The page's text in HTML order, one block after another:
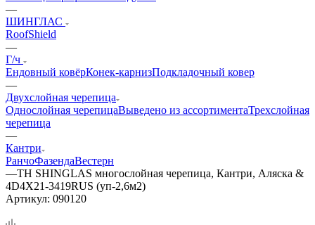
—
ШИНГЛАС
RoofShield
—
Г/ч
Ендовный ковёрКонек-карнизПодкладочный ковер
—
Двухслойная черепица
Однослойная черепицаВыведено из ассортиментаТрехслойная
черепица
—
Кантри
РанчоФазендаВестерн
—ТН SHINGLAS многослойная черепица, Кантри, Аляска &
4D4X21-3419RUS (уп-2,6м2)
Артикул: 090120